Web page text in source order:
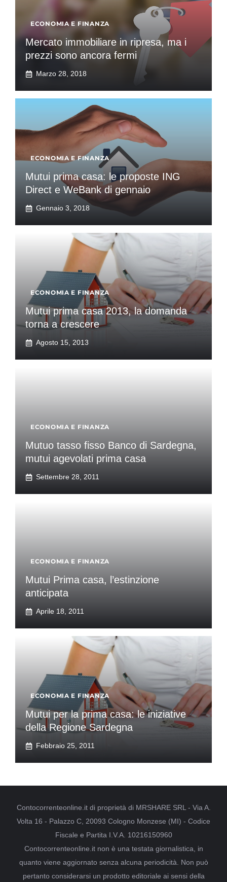
ECONOMIA E FINANZA
Mercato immobiliare in ripresa, ma i
prezzi sono ancora fermi
Marzo 28, 2018
ECONOMIA E FINANZA
Mutui prima casa: le proposte ING
Direct e WeBank di gennaio
Gennaio 3, 2018
ECONOMIA E FINANZA
Mutui prima casa 2013, la domanda
torna a crescere
Agosto 15, 2013
ECONOMIA E FINANZA
Mutuo tasso fisso Banco di Sardegna,
mutui agevolati prima casa
Settembre 28, 2011
ECONOMIA E FINANZA
Mutui Prima casa, l’estinzione
anticipata
Aprile 18, 2011
ECONOMIA E FINANZA
Mutui per la prima casa: le iniziative
della Regione Sardegna
Febbraio 25, 2011
Contocorrenteonline.it di proprietà di MRSHARE SRL - Via A.
Volta 16 - Palazzo C, 20093 Cologno Monzese (MI) - Codice
Fiscale e Partita I.V.A. 10216150960
Contocorrenteonline.it non è una testata giornalistica, in
quanto viene aggiornato senza alcuna periodicità. Non può
pertanto considerarsi un prodotto editoriale ai sensi della